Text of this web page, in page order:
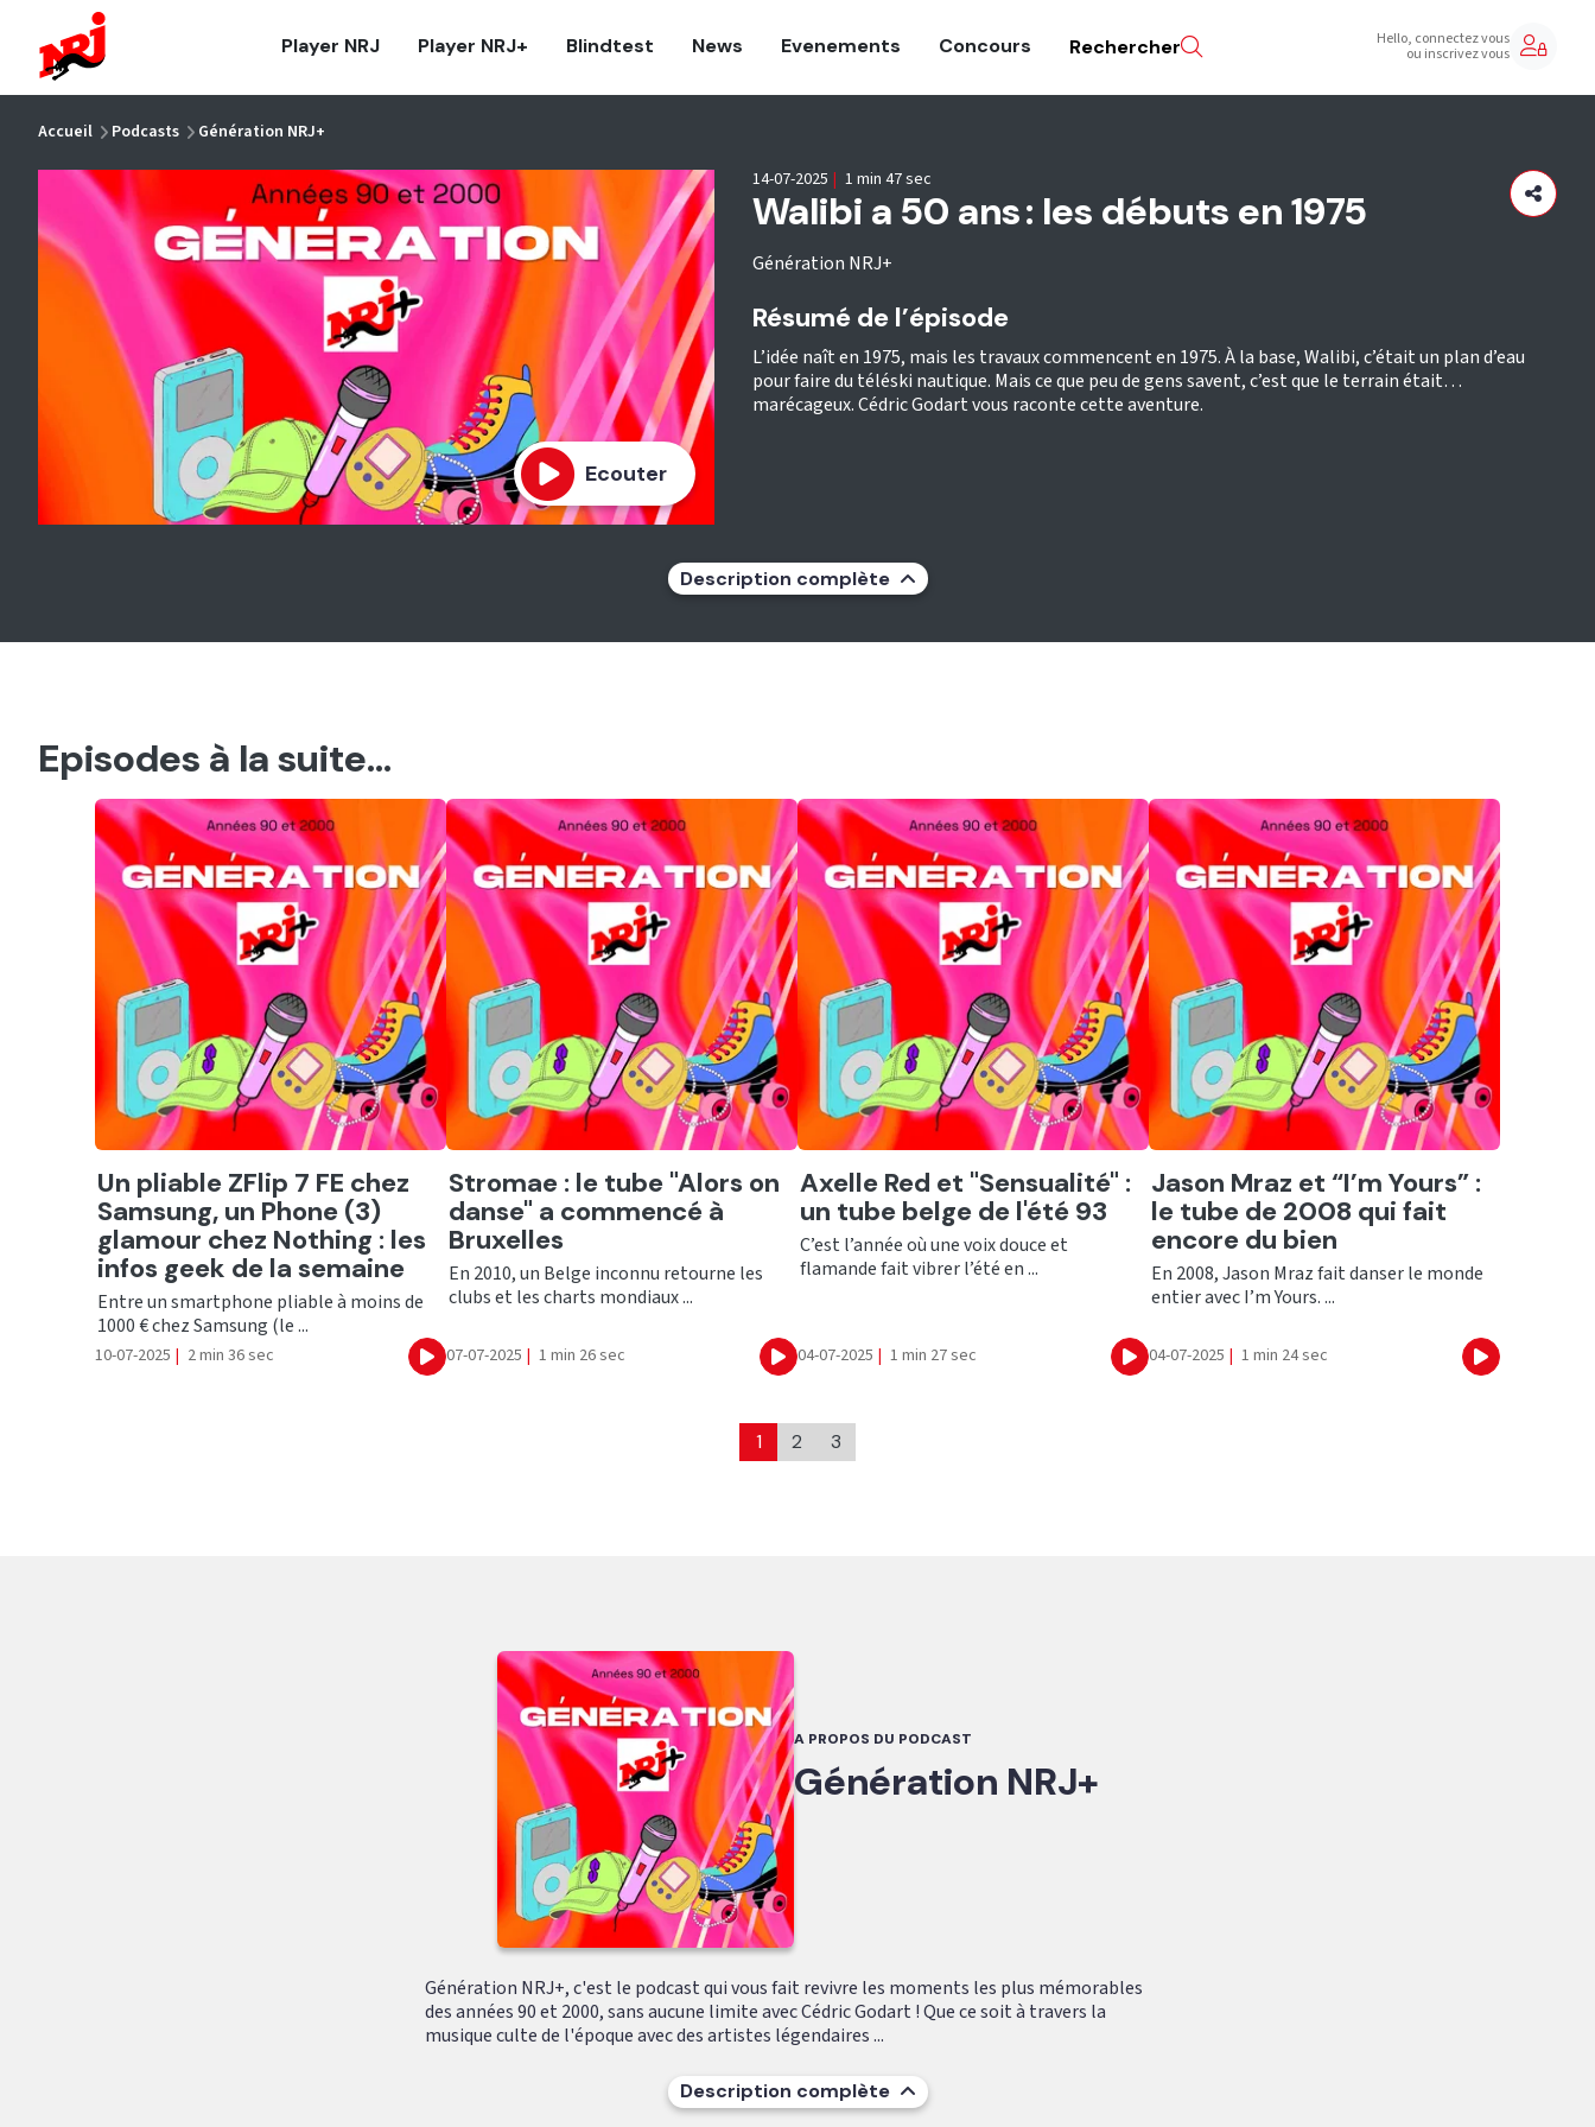
Player NRJ Player NRJ+ Blindtest News Evenements Concours Rechercher Hello, connectez vous
ou inscrivez vous
Accueil Podcasts Génération NRJ+
Ecouter
Walibi a 50 ans : les débuts en 1975
Génération NRJ+
14-07-2025 | 1 min 47 sec
Résumé de l’épisode
L’idée naît en 1975, mais les travaux commencent en 1975. À la base, Walibi, c’était un plan d’eau
pour faire du téléski nautique. Mais ce que peu de gens savent, c’est que le terrain était…
marécageux. Cédric Godart vous raconte cette aventure.
Description complète
Episodes à la suite...
Ecouter
Un pliable ZFlip 7 FE chez
Samsung, un Phone (3)
glamour chez Nothing : les
infos geek de la semaine
Entre un smartphone pliable à moins de
1000 € chez Samsung (le ...
10-07-2025 | 2 min 36 sec Ecouter
Ecouter
Stromae : le tube "Alors on
danse" a commencé à
Bruxelles
En 2010, un Belge inconnu retourne les
clubs et les charts mondiaux ...
07-07-2025 | 1 min 26 sec Ecouter
Ecouter
Axelle Red et "Sensualité" :
un tube belge de l'été 93
C’est l’année où une voix douce et
flamande fait vibrer l’été en ...
04-07-2025 | 1 min 27 sec Ecouter
Ecouter
Jason Mraz et “I’m Yours” :
le tube de 2008 qui fait
encore du bien
En 2008, Jason Mraz fait danser le monde
entier avec I’m Yours. ...
04-07-2025 | 1 min 24 sec Ecouter
1 2 3
A PROPOS DU PODCAST
Génération NRJ+
Génération NRJ+, c'est le podcast qui vous fait revivre les moments les plus mémorables
des années 90 et 2000, sans aucune limite avec Cédric Godart ! Que ce soit à travers la
musique culte de l'époque avec des artistes légendaires ...
Description complète